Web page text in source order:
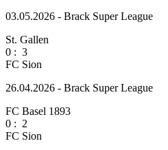
03.05.2026 - Brack Super League
St. Gallen
0 : 3
FC Sion
26.04.2026 - Brack Super League
FC Basel 1893
0 : 2
FC Sion